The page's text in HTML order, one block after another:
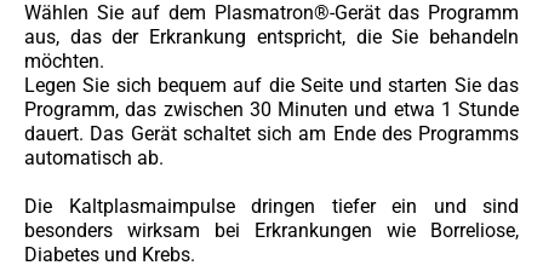
Wählen Sie auf dem Plasmatron®-Gerät das Programm
aus, das der Erkrankung entspricht, die Sie behandeln
möchten.
Legen Sie sich bequem auf die Seite und starten Sie das
Programm, das zwischen 30 Minuten und etwa 1 Stunde
dauert. Das Gerät schaltet sich am Ende des Programms
automatisch ab.
Die Kaltplasmaimpulse dringen tiefer ein und sind
besonders wirksam bei Erkrankungen wie Borreliose,
Diabetes und Krebs.